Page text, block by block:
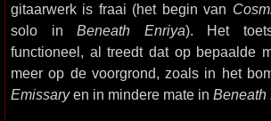
gitaarwerk is fraai (het begin van
solo inBeneath Enriya). Het
functioneel, al treedt dat op bepaalde
meer op de voorgrond, zoals in het
Emissaryen in mindere mate in Beneath